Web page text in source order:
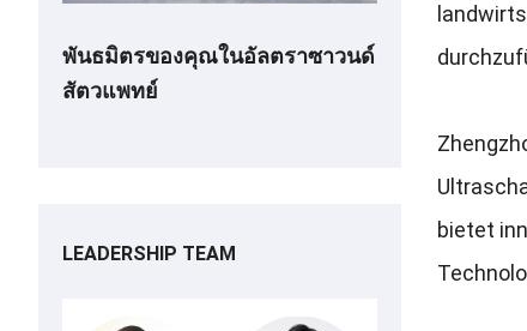
bietet
พันธมิตรของคุณในอัลตราซาวนด์
สัตวแพทย์
LEADERSHIP TEAM